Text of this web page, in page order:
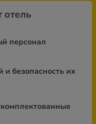
отель
персонал
и безопасность их